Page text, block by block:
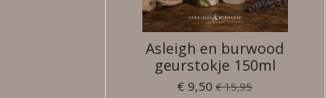
Asleigh en burwood
geurstokje 150ml
€ 9,50 € 15,95